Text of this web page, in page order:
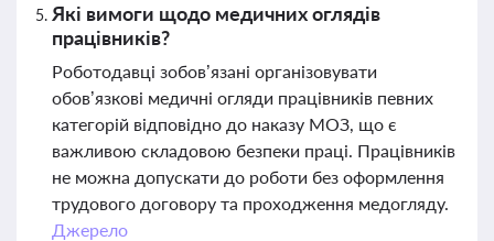
Які вимоги щодо медичних оглядів
працівників?
Роботодавці зобов’язані організовувати
обов’язкові медичні огляди працівників певних
категорій відповідно до наказу МОЗ, що є
важливою складовою безпеки праці. Працівників
не можна допускати до роботи без оформлення
трудового договору та проходження медогляду.
Джерело